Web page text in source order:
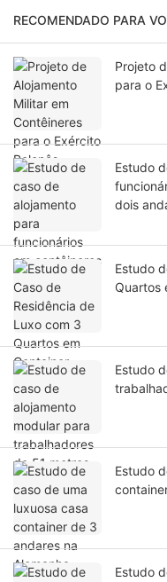
RECOMENDADO PARA
Projeto
para o
Estudo
dois
Estudo
Quartos
Estudo
Estudo
Estudo